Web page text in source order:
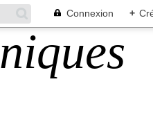
Connexion +